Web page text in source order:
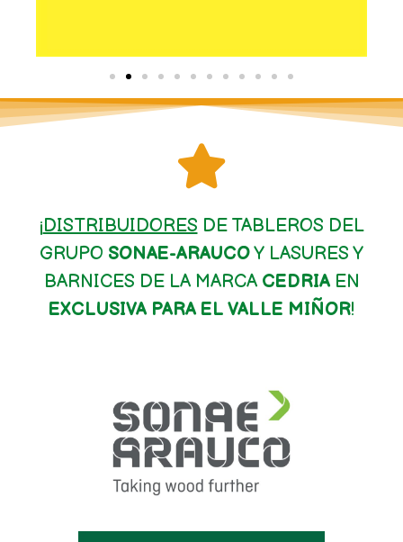
¡DISTRIBUIDORES DE TABLEROS DEL
GRUPO SONAE-ARAUCOY LASURES Y
BARNICES DE LA MARCA CEDRIAEN
EXCLUSIVA PARA EL VALLE MIÑOR!